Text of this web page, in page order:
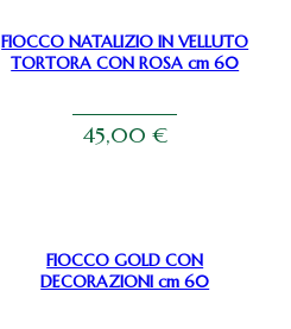
FIOCCO NATALIZIO IN VELLUTO
TORTORA CON ROSA cm 60
45,00 €
FIOCCO GOLD CON
DECORAZIONI cm 60